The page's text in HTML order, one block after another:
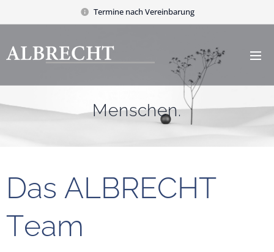
Termine nach Vereinbarung
Menschen.
Das ALBRECHT
Team